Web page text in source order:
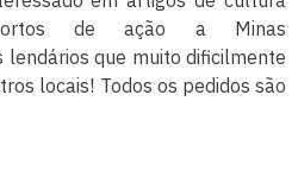
de ação a Minas
lendários que muito dificilmente
locais! Todos os pedidos são